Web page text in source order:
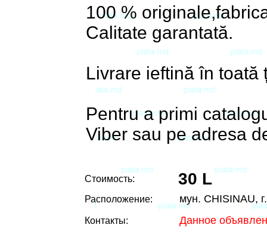
100 %
Calitate garantată.
Livrare ieftină în toată
Pentru a primi
Viber sau pe adresa
Стоимость: 30 L
Расположение: мун. CHISINAU,
Контакты: Данное